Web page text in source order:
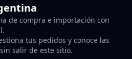
de compra e importación con
tus pedidos y conoce las
salir de este sitio.